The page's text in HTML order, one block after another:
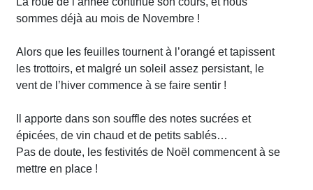
sommes déjà au mois de Novembre !
Alors que les feuilles tournent à l’orangé et tapissent
les trottoirs, et malgré un soleil assez persistant, le
vent de l’hiver commence à se faire sentir !
Il apporte dans son souffle des notes sucrées et
épicées, de vin chaud et de petits sablés…
Pas de doute, les festivités de Noël commencent à se
mettre en place !